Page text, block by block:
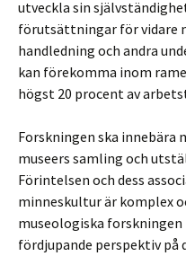
utveckla sin
förutsättningar för vidare
handledning och andra
kan förekomma inom
högst 20 procent av
Forskningen ska innebära
museers samling och
Förintelsen och dess
minneskultur är komplex
museologiska
fördjupande perspektiv på